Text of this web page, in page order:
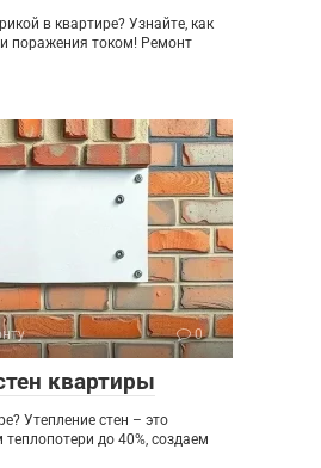
в квартире? Узнайте, как
поражения током! Ремонт
0
квартиры
Утепление стен – это
до 40%, создаем